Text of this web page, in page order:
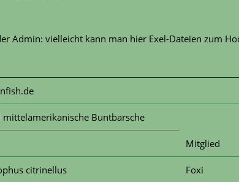
Admin: vielleicht kann man hier Exel-Dateien zum
mittelamerikanische Buntbarsche
Mitglied
citrinellus Foxi